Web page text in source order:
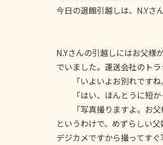
今日の退館引越しは、N.Yさ
N.Yさんの引越しにはお父様
でいました。運送会社のト
「いよいよお別れですね
「はい、ほんとうに短か
「写真撮りますよ。お父
というわけで、めずらしい
デジカメですから撮ってすぐ